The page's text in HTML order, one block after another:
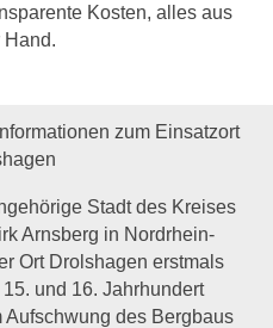
Kosten, alles aus
Hand.
zum Einsatzort
Stadt des Kreises
Arnsberg in Nordrhein-
Ort Drolshagen erstmals
und 16. Jahrhundert
des Bergbaus